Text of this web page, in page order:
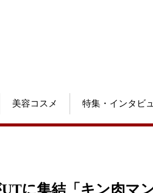
美容コスメ 特集・インタビ
に集結「キン肉マン